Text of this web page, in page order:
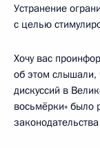
Устранение
с целью
Хочу вас
об этом слышали,
дискуссий в
восьмёрки» было